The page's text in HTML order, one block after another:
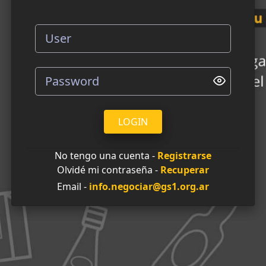
LOGIN
No tengo una cuenta - Registrarse
Olvidé mi contraseña - Recuperar
Email - info.negociar@gs1.org.ar